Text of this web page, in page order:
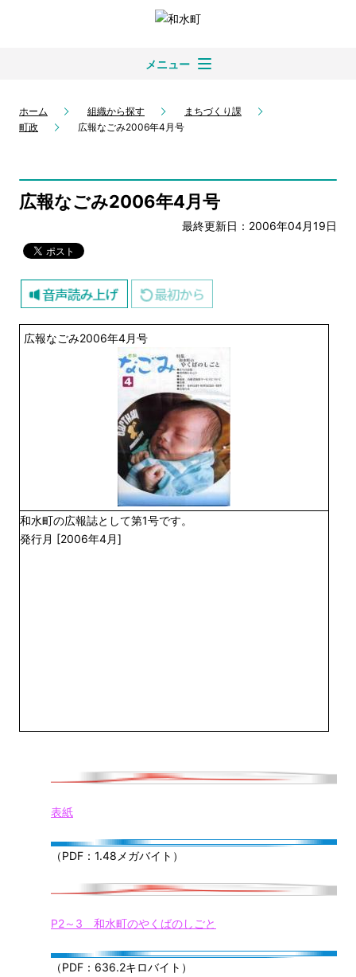
メニュー
ホーム 組織から探す
まちづくり課
町政
広報なごみ2006年4月号
広報なごみ2006年4月号
最終更新日：2006年04月19日
広報なごみ2006年4月号
和水町の広報誌として第1号です。
発行月 [2006年4月]
表紙
（PDF：1.48メガバイト）
P2～3 和水町のやくばのしごと
（PDF：636.2キロバイト）